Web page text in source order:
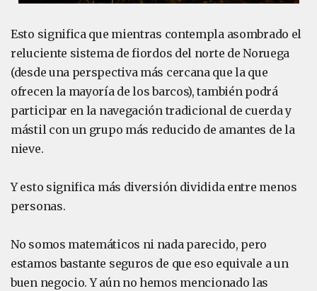
Esto significa que mientras contempla asombrado el
reluciente sistema de fiordos del norte de Noruega
(desde una perspectiva más cercana que la que
ofrecen la mayoría de los barcos), también podrá
participar en la navegación tradicional de cuerda y
mástil con un grupo más reducido de amantes de la
nieve.
Y esto significa más diversión dividida entre menos
personas.
No somos matemáticos ni nada parecido, pero
estamos bastante seguros de que eso equivale a un
buen negocio. Y aún no hemos mencionado las